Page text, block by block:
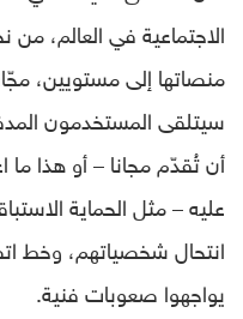
الاجتماعية في العالم،
منصاتها إلى مستويين،
سيتلقى المستخدمون
أن تُقدّم مجانا – أو هذا
عليه – مثل الحماية
انتحال شخصياتهم، وخط
يواجهوا صعوبات فنية.